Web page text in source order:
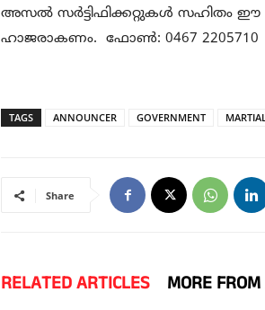
അസല്‍ സര്‍ട്ടിഫിക്കറ്റുകള്‍ സഹിതം ഈ
ഹാജരാകണം. ഫോണ്‍: 0467 2205710
TAGS ANNOUNCER GOVERNMENT
Share
RELATED ARTICLES MORE